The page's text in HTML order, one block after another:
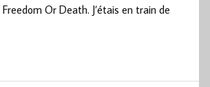
Or Death. J’étais en train de